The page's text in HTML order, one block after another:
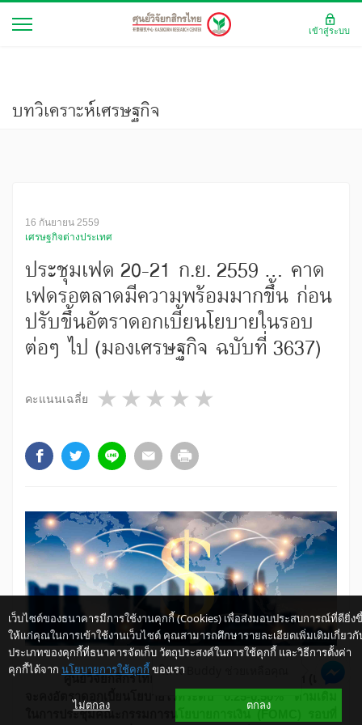
บทวิเคราะห์เศรษฐกิจ
16 กันยายน 2559
เศรษฐกิจต่างประเทศ
ประชุมเฟด 20-21 ก.ย. 2559 ... คาด
เฟดรอตลาดมีความพร้อมมากขึ้น ก่อน
ปรับขึ้นอัตราดอกเบี้ยนโยบายในรอบ
ต่อๆ ไป (มองเศรษฐกิจ ฉบับที่ 3637)
คะแนนเฉลี่ย 4 stars
3 stars
2 stars
1 star
ศูนย์วิจัยกสิกรไทย คาดว่า ธนาคารกลางสหรัฐฯ (เฟด)
จะคงอัตราดอกเบี้ยนโยบายไว้ที่ระดับ 0.25-0.50% ตามเดิม
ในการประชุมคณะกรรมการนโยบายการเงิน (
เว็บไซต์ของธนาคารมีการใช้งานคุกกี้ (Cookies) เพื่อส่งมอบประสบการณ์ที่ดียิ่ง
ให้แก่คุณในการเข้าใช้งานเว็บไซต์ คุณสามารถศึกษารายละเอียดเพิ่มเติมเกี่ยวกั
ประเภทของคุกกี้ที่ธนาคารจัดเก็บ วัตถุประสงค์ในการใช้คุกกี้ และวิธีการตั้งค่า
คุกกี้ได้จาก นโยบายการใช้คุกกี้ ของเรา
ไม่ตกลง ตกลง
เข้าสู่ระบบ
ให้ K-Buddy ช่วยเหลือคุณ